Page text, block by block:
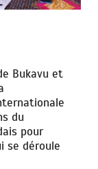
Bukavu et
du
pour
se déroule